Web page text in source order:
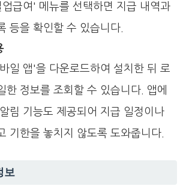
급여' 메뉴를 선택하면 지급 내역과
등을 확인할 수 있습니다.
일 앱'을 다운로드하여 설치한 뒤 로
한 정보를 조회할 수 있습니다. 앱에
림 기능도 제공되어 지급 일정이나
기한을 놓치지 않도록 도와줍니다.
보